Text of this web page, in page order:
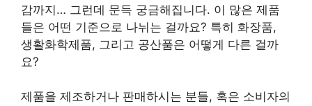
감까지… 그런데 문득 궁금해집니다. 이 많은 제품
들은 어떤 기준으로 나뉘는 걸까요? 특히 화장품,
생활화학제품, 그리고 공산품은 어떻게 다른 걸까
요?
제품을 제조하거나 판매하시는 분들, 혹은 소비자의